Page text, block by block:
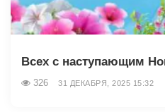
Всех с наступающим
326 31 ДЕКАБРЯ, 2025 15:32